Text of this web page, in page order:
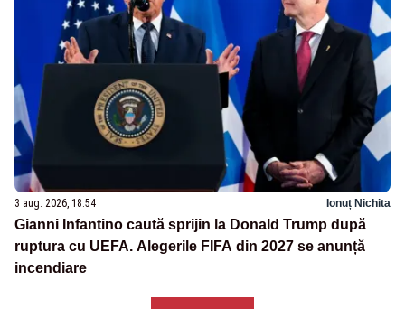
3 aug. 2026, 18:54 Ionuț Nichita
Gianni Infantino caută sprijin la Donald Trump după
ruptura cu UEFA. Alegerile FIFA din 2027 se anunță
incendiare